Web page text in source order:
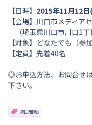
【日時】 2015年11月12
【会場】川口市メディア
（埼玉県川口市川口1
【対象】どなたでも（参
【定員】先着40名
◎お申込方法、お問合せ
下さい。
増田雅昭